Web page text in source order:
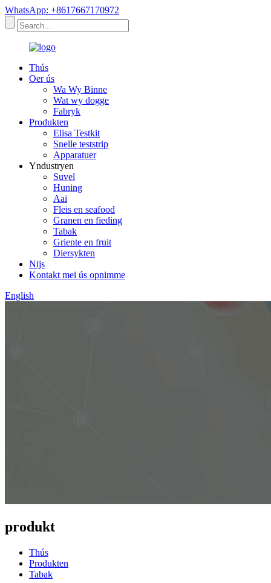
WhatsApp: +8617667170972
Thús
Oer ús
Wa Wy Binne
Wat wy dogge
Fabryk
Produkten
Elisa Testkit
Snelle teststrip
Apparatuer
Yndustryen
Suvel
Huning
Aai
Fleis en seafood
Granen en fieding
Tabak
Griente en fruit
Diersykten
Nijs
Kontakt mei ús opnimme
English
produkt
Thús
Produkten
Tabak